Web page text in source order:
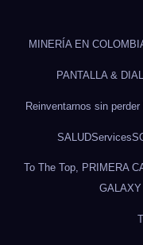
MINERÍA EN
PANTALLA & DIAL
Reinventarnos sin
SALUDServices
To The Top, PRIMERA